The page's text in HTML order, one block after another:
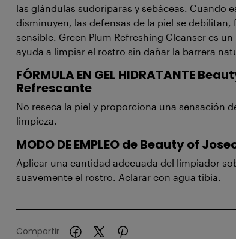
Compartir
las glándulas sudoríparas y sebáceas. Cuando
disminuyen, las defensas de la piel se
sensible. Green Plum Refreshing Cleanser es
ayuda a limpiar el rostro sin dañar la barrera
FÓRMULA EN GEL HIDRATANTE
Refrescante
No reseca la piel y proporciona una sensación
limpieza.
MODO DE EMPLEO deBeauty of
Aplicar una cantidad adecuada del limpiador
suavemente el rostro. Aclarar con agua tibia.